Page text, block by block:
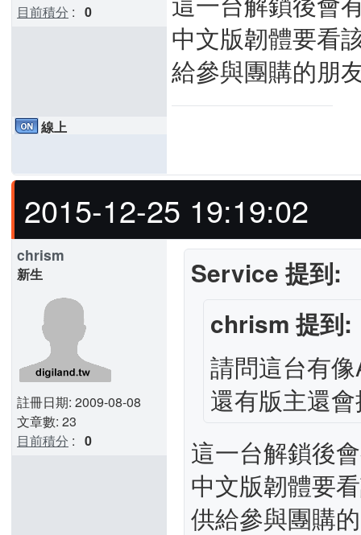
目前積分 : 0
中文版韌體要看
給參與團購的朋
線上
2015-12-25 19:19:02
chrism
新生
註冊日期: 2009-08-08
文章數: 23
目前積分 : 0
Service 提到:
chrism 提到:
請問這台有
還有版主還
這一台解鎖後
中文版韌體要
供給參與團購